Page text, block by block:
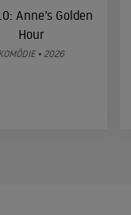
Anne’s Golden
Hour
• 2026